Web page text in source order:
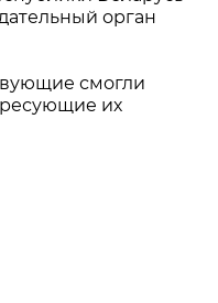
орган
смогли
их